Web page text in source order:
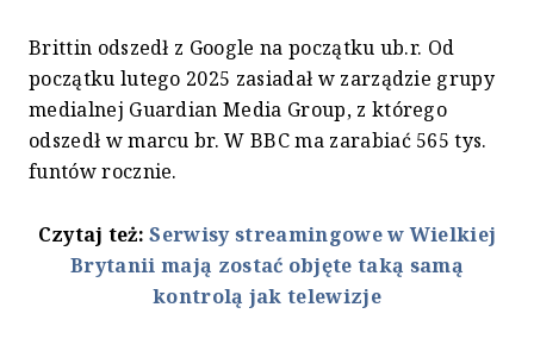
Brittin odszedł z Google na początku ub.r. Od
początku lutego 2025 zasiadał w zarządzie grupy
medialnej Guardian Media Group, z którego
odszedł w marcu br. W BBC ma zarabiać 565 tys.
funtów rocznie.
Czytaj też:Serwisy streamingowe w Wielkiej
Brytanii mają zostać objęte taką samą
kontrolą jak telewizje